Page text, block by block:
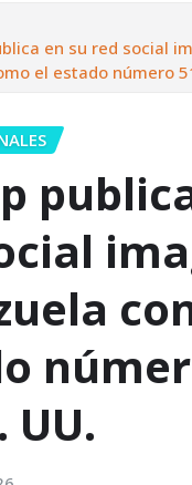
en su red social
el estado número
UU.